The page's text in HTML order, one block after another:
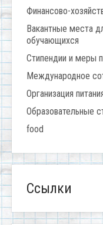
Финансово-
Вакантные места
обучающихся
Стипендии и меры
Международное
Организация
Образовательные
food
Ссылки